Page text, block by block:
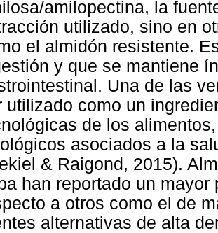
amilopectina, la
utilizado, sino en
el almidón resistente.
y que se mantiene
Una de las
utilizado como un
de los
asociados a la
& Raigond, 2015).
han reportado un
a otros como el de
alternativas de alta